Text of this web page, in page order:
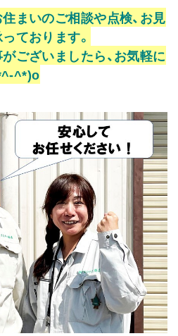
まいのご相談や点検、お見
ております。
ございましたら、お気軽に
^*)o